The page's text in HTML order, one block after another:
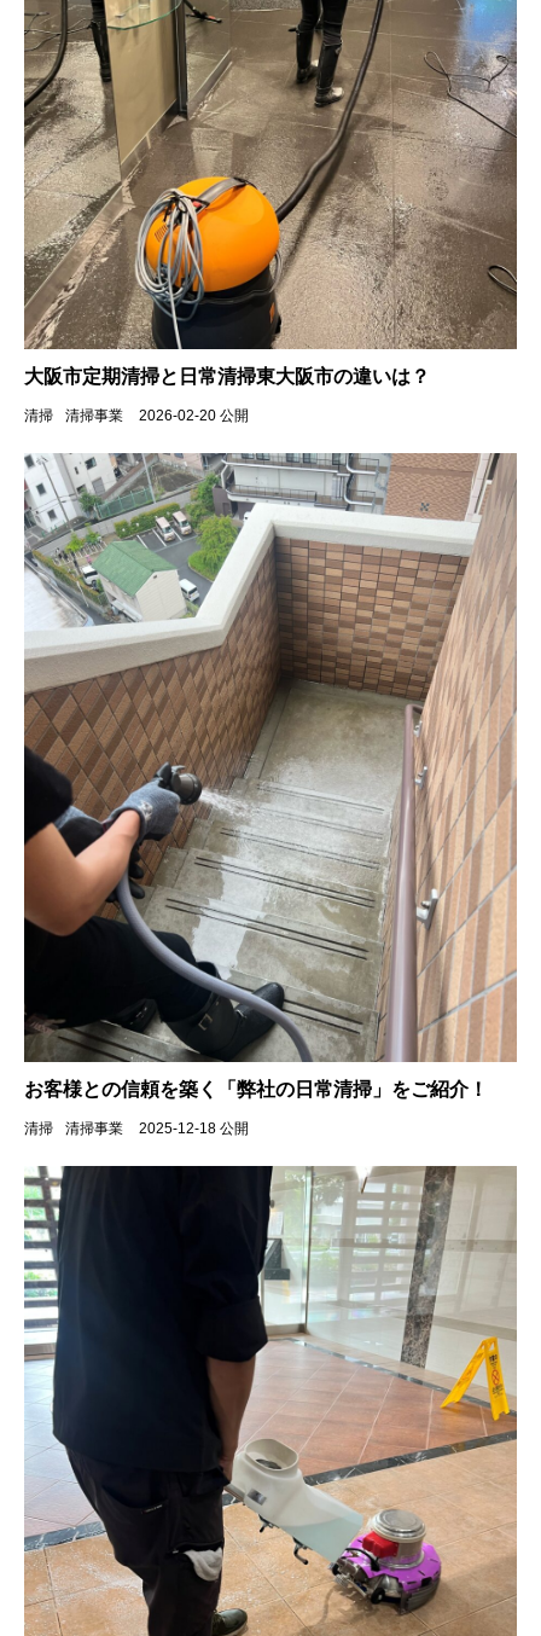
大阪市定期清掃と日常清掃東大阪市の違いは？
清掃 清掃事業 2026-02-20 公開
お客様との信頼を築く「弊社の日常清掃」をご紹介！
清掃 清掃事業 2025-12-18 公開